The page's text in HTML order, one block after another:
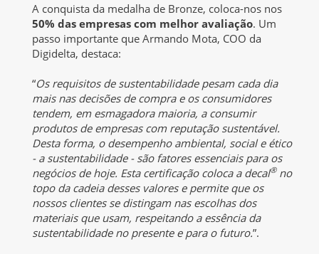
A conquista da medalha de Bronze, coloca-nos nos
50% das empresas com melhor avaliação. Um
passo importante que Armando Mota, COO da
Digidelta, destaca:
“Os requisitos de sustentabilidade pesam cada dia
mais nas decisões de compra e os consumidores
tendem, em esmagadora maioria, a consumir
produtos de empresas com reputação sustentável.
Desta forma, o desempenho ambiental, social e ético
- a sustentabilidade - são fatores essenciais para os
negócios de hoje. Esta certificação coloca a decal®no
topo da cadeia desses valores e permite que os
nossos clientes se distingam nas escolhas dos
materiais que usam, respeitando a essência da
sustentabilidade no presente e para o futuro.”.